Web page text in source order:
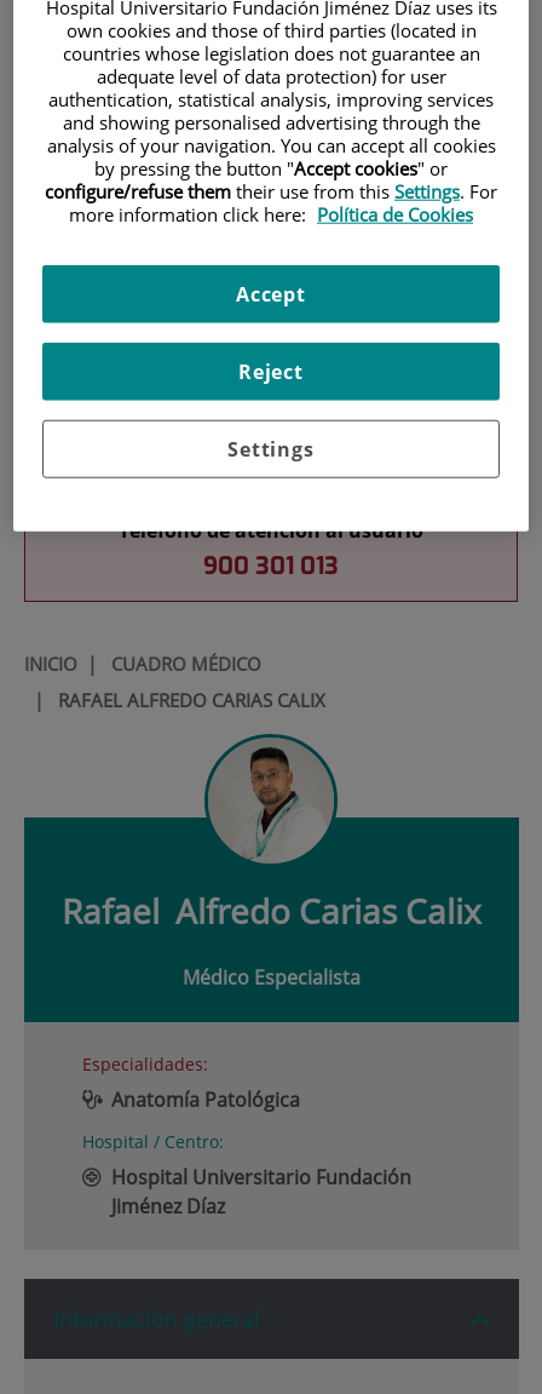
Investigación
Docencia
Teléfono de atención al usuario
900 301 013
INICIO| CUADRO MÉDICO
| RAFAEL ALFREDO CARIAS CALIX
Rafael Alfredo Carias Calix
Médico Especialista
Especialidades:
Anatomía Patológica
Hospital / Centro:
Hospital Universitario Fundación
Jiménez Díaz
Información general
Hospital Universitario Fundación Jiménez Díaz uses its
own cookies and those of third parties (located in
countries whose legislation does not guarantee an
adequate level of data protection) for user
authentication, statistical analysis, improving services
and showing personalised advertising through the
analysis of your navigation. You can accept all cookies
by pressing the button "Accept cookies" or
configure/refuse them their use from this Settings. For
more information click here: Política de Cookies
Settings
Reject
Accept